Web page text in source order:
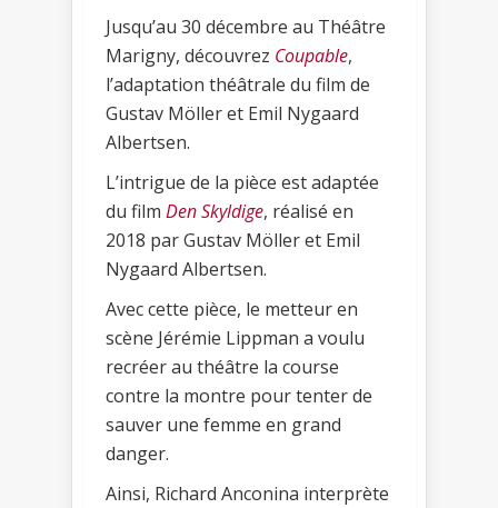
Jusqu’au 30 décembre au Théâtre
Marigny, découvrez Coupable,
l’adaptation théâtrale du film de
Gustav Möller et Emil Nygaard
Albertsen.
L’intrigue de la pièce est adaptée
du film Den Skyldige, réalisé en
2018 par Gustav Möller et Emil
Nygaard Albertsen.
Avec cette pièce, le metteur en
scène Jérémie Lippman a voulu
recréer au théâtre la course
contre la montre pour tenter de
sauver une femme en grand
danger.
Ainsi, Richard Anconina interprète